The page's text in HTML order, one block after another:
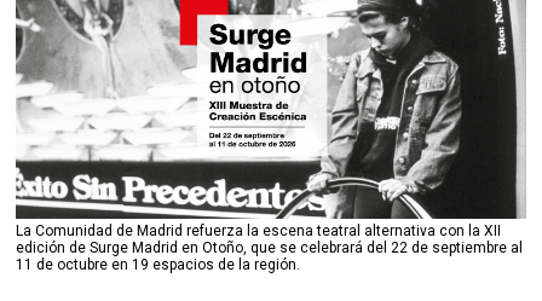
La Comunidad de Madrid refuerza la escena teatral alternativa con la XII
edición de Surge Madrid en Otoño, que se celebrará del 22 de septiembre al
11 de octubre en 19 espacios de la región.